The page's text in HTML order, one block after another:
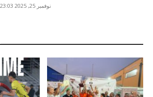
نوفمبر 25, 2025 23:03